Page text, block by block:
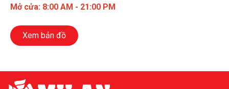
Mở cửa: 8:00 AM - 21:00 PM
Xem bản đồ